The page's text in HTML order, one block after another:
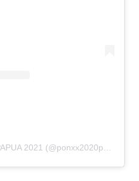
2021 (@ponxx2020papua)